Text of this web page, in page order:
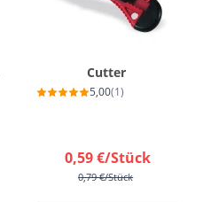
Cutter
5,00(1)
0,59 €/Stück
0,79 €/Stück